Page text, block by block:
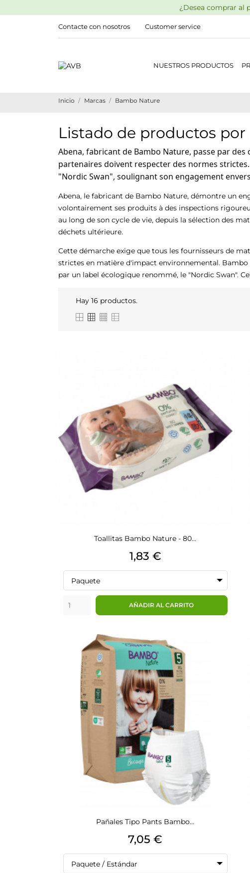
¿Desea comprar al
Contacte con nosotros Customer service
NUESTROS PRODUCTOS
Inicio Marcas Bambo Nature
Listado de productos
Abena, fabricant de Bambo Nature, passe par
partenaires doivent respecter des normes
"Nordic Swan", soulignant son engagement
Abena, le fabricant de Bambo Nature, démontre un
volontairement ses produits à des inspections
au long de son cycle de vie, depuis la sélection des
déchets ultérieure.
Cette démarche exige que tous les fournisseurs de
strictes en matière d'impact environnemental.
par un label écologique renommé, le "Nordic Swan".
Hay 16 productos.
Toallitas Bambo Nature - 80...
Precio
1,83 €
Paquete
AÑADIR AL CARRITO
Pañales Tipo Pants Bambo...
Precio
7,05 €
Paquete / Estándar